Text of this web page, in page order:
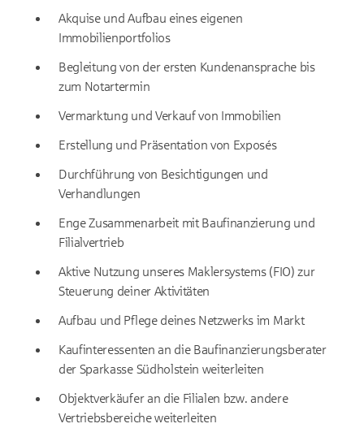
Akquise und Aufbau eines eigenen
Immobilienportfolios
Begleitung von der ersten Kundenansprache bis
zum Notartermin
Vermarktung und Verkauf von Immobilien
Erstellung und Präsentation von Exposés
Durchführung von Besichtigungen und
Verhandlungen
Enge Zusammenarbeit mit Baufinanzierung und
Filialvertrieb
Aktive Nutzung unseres Maklersystems (FIO) zur
Steuerung deiner Aktivitäten
Aufbau und Pflege deines Netzwerks im Markt
Kaufinteressenten an die Baufinanzierungsberater
der Sparkasse Südholstein weiterleiten
Objektverkäufer an die Filialen bzw. andere
Vertriebsbereiche weiterleiten